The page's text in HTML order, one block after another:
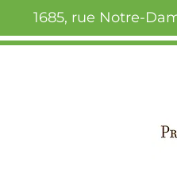
1685, rue Notre-